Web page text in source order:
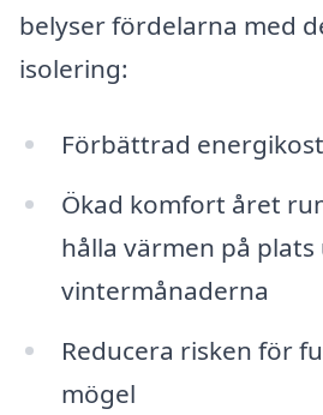
belyser fördelarna med
isolering:
Förbättrad
Ökad komfort året
hålla värmen på
vintermånaderna
Reducera risken för
mögel